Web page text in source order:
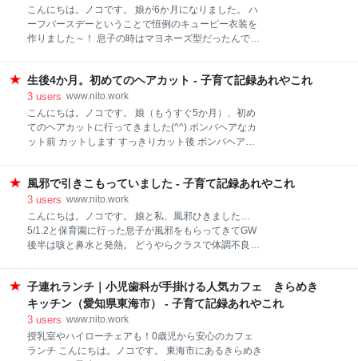
はら へのアクセス サンテパルクたはらって サンテパ
ルクたはらは、愛知県田原市にある体験型の農業公
園。 子どもが遊べる公園やポニー牧場、小動物園、産
地」で遊んできたよ 知多半島から田原市まで車で約2
時間。 息子のリフレッシュのために公園へ行ってみま
した。 湖に面してて解放感が抜群！風も抜けて涼しい
～！ 遊具は全部で7種類。 メインになるのはネ
こんにちは。ノコです。 娘が6か月になりました。 ハ
ーフバースデーということで恒例のキューピー衣装を
作りました～！ 息子の時はマヨネーズ型だったんです
なかなか笑ってくれない＆息子がカットインするので
カメラロールが大変なことになりました。 早いもので
もう6か月。 ふにゃふにゃがむちむちに変わってきま
した。 体重もどんどん増えて順調に成長しています♪
生後4か月。初めてのヘアカット - 子育て記録あれやこれ
3 users www.nito.work
こんにちは。ノコです。 娘（もうすぐ5か月）、初め
てのヘアカットに行ってきました(^^) ボンバヘアなカ
ット前 カットします すっきりカット後 ボンバヘアな
初めてのヘアカットへ行ってきました。 ▼ボンバヘア
なんともいえない赤ちゃんのふわふわの髪の毛。 お腹
の中にいた時から生えてた毛。 本当はもったいないけ
れど 襟足の毛は首のシワに挟まるし耳はかぶってるし
この暑い夏を乗り切れそうにないので泣く泣く… カッ
そういえば息子も生まれた時からふさふさボーイで 初
カットは生後5か月でした。 同じく夏が乗り切れない
云々で… www.nito.work 息子に比べると毛量は少ない
のと、 女の子なので髪の
風邪で引きこもっていました - 子育て記録あれやこれ
3 users www.nito.work
こんにちは。ノコです。 娘と私、風邪ひきました…
5/1.2と保育園に行った息子が風邪をもらってきてGW
後半は咳と鼻水と発熱。 どうやらクラスで体調不良が
グ… 週末まで家族はなんともなかったので安心してた
んですが 週明けに私と娘に咳と鼻水症状。 やっぱりば
っちりもらってました… 生後4か月の娘は初めての風
邪。 鼻水で口呼吸になってるし痰が絡む咳はするし 咳
の感じだとのども痛そう。 辛くて眠れなくて泣いて、
子連れランチ｜小児歯科が手掛ける人気カフェ きらめき
キッチン（愛知県東海市） - 子育て記録あれやこれ
3 users www.nito.work
授乳室やハイローチェアも！0歳児から安心のカフェ
ランチ こんにちは。ノコです。 東海市にあるきらめき